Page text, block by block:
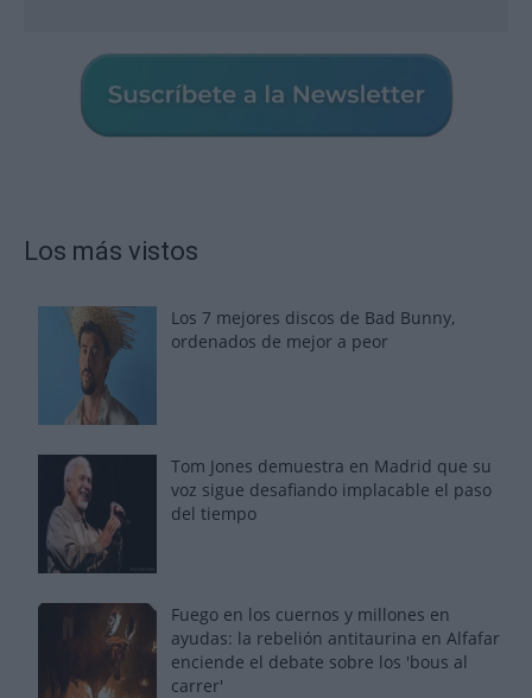
Los más vistos
Los 7 mejores discos de Bad Bunny,
ordenados de mejor a peor
Tom Jones demuestra en Madrid que su
voz sigue desafiando implacable el paso
del tiempo
Fuego en los cuernos y millones en
ayudas: la rebelión antitaurina en Alfafar
enciende el debate sobre los 'bous al
carrer'